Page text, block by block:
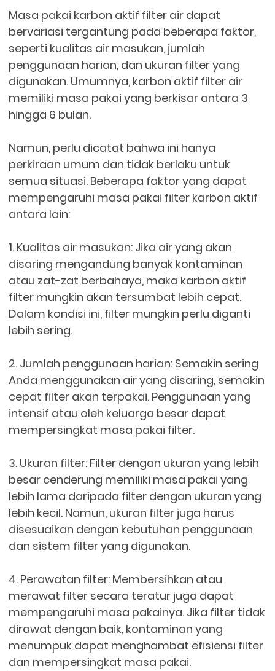
Masa pakai karbon aktif filter air dapat
bervariasi tergantung pada beberapa faktor,
seperti kualitas air masukan, jumlah
penggunaan harian, dan ukuran filter yang
digunakan. Umumnya, karbon aktif filter air
memiliki masa pakai yang berkisar antara 3
hingga 6 bulan.
Namun, perlu dicatat bahwa ini hanya
perkiraan umum dan tidak berlaku untuk
semua situasi. Beberapa faktor yang dapat
mempengaruhi masa pakai filter karbon aktif
antara lain:
1. Kualitas air masukan: Jika air yang akan
disaring mengandung banyak kontaminan
atau zat-zat berbahaya, maka karbon aktif
filter mungkin akan tersumbat lebih cepat.
Dalam kondisi ini, filter mungkin perlu diganti
lebih sering.
2. Jumlah penggunaan harian: Semakin sering
Anda menggunakan air yang disaring, semakin
cepat filter akan terpakai. Penggunaan yang
intensif atau oleh keluarga besar dapat
mempersingkat masa pakai filter.
3. Ukuran filter: Filter dengan ukuran yang lebih
besar cenderung memiliki masa pakai yang
lebih lama daripada filter dengan ukuran yang
lebih kecil. Namun, ukuran filter juga harus
disesuaikan dengan kebutuhan penggunaan
dan sistem filter yang digunakan.
4. Perawatan filter: Membersihkan atau
merawat filter secara teratur juga dapat
mempengaruhi masa pakainya. Jika filter tidak
dirawat dengan baik, kontaminan yang
menumpuk dapat menghambat efisiensi filter
dan mempersingkat masa pakai.